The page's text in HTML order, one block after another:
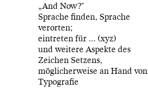
„And Now?"
Sprache finden, Sprache
verorten;
eintreten für … (xyz)
und weitere Aspekte des
Zeichen Setzens,
möglicherweise an Hand von
Typografie